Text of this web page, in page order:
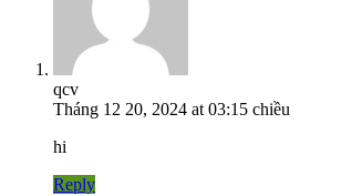
qcv
Tháng 12 20, 2024 at 03:15 chiều
hi
Reply